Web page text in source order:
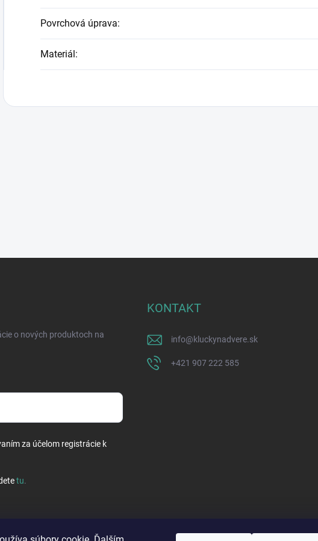
Povrchová úprava:
Materiál :
o nových produktoch na
za účelom registrácie k
tu.
KONTAKT
info@kluckynadvere.sk
+421 907 222 585